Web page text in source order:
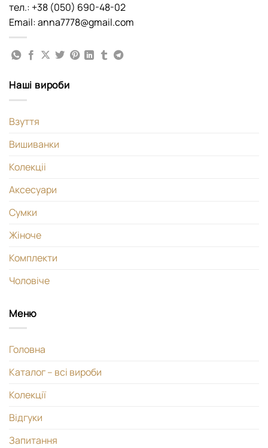
тел.: +38 (050) 690-48-02
Email: anna7778@gmail.com
Наші вироби
Взуття
Вишиванки
Колекціі
Аксесуари
Сумки
Жіноче
Комплекти
Чоловіче
Меню
Головна
Каталог – всі вироби
Колекції
Відгуки
Запитання